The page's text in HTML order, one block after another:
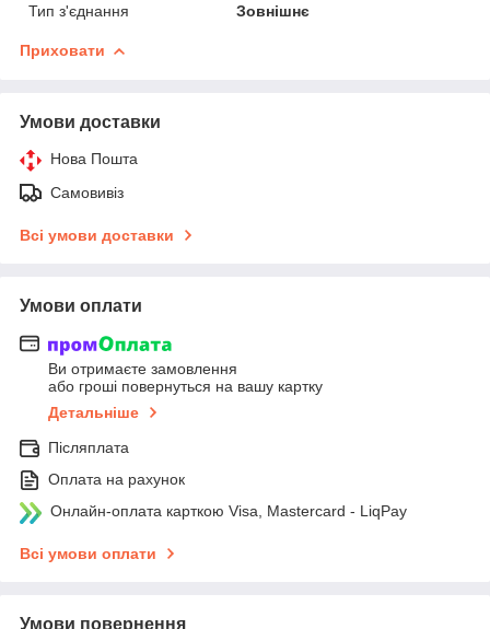
Тип з'єднання
Зовнішнє
Приховати
Умови доставки
Нова Пошта
Самовивіз
Всі умови доставки
Умови оплати
Ви отримаєте замовлення
або гроші повернуться на вашу картку
Детальніше
Післяплата
Оплата на рахунок
Онлайн-оплата карткою Visa, Mastercard - LiqPay
Всі умови оплати
Умови повернення